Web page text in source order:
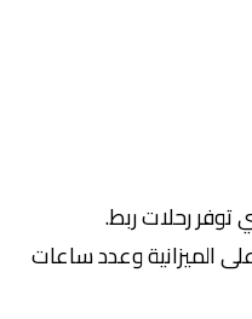
توفر رحلات ربط.
الميزانية وعدد ساعات